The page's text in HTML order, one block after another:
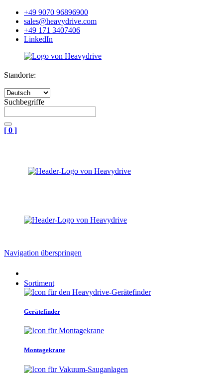
+49 9070 96896900
sales@heavydrive.com
+49 171 3407406
LinkedIn
Standorte:
Suchbegriffe
[ 0 ]
Navigation überspringen
Sortiment
Gerätefinder
Montagekrane